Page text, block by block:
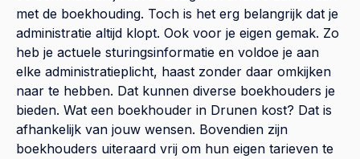
met de boekhouding. Toch is het erg belangrijk dat je
administratie altijd klopt. Ook voor je eigen gemak. Zo
heb je actuele sturingsinformatie en voldoe je aan
elke administratieplicht, haast zonder daar omkijken
naar te hebben. Dat kunnen diverse boekhouders je
bieden. Wat een boekhouder in Drunen kost? Dat is
afhankelijk van jouw wensen. Bovendien zijn
boekhouders uiteraard vrij om hun eigen tarieven te